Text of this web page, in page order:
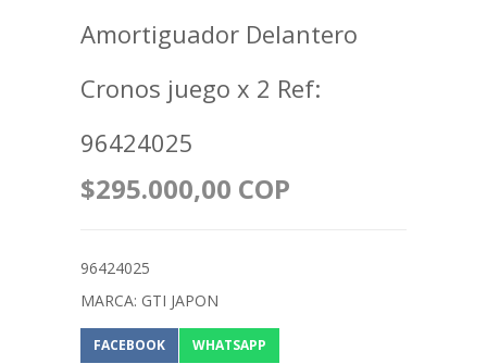
Amortiguador Delantero
Cronos juego x 2 Ref:
96424025
$295.000,00 COP
96424025
MARCA: GTI JAPON
FACEBOOK WHATSAPP